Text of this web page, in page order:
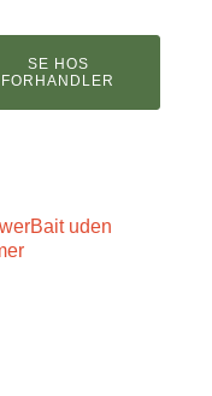
SE HOS
FORHANDLER